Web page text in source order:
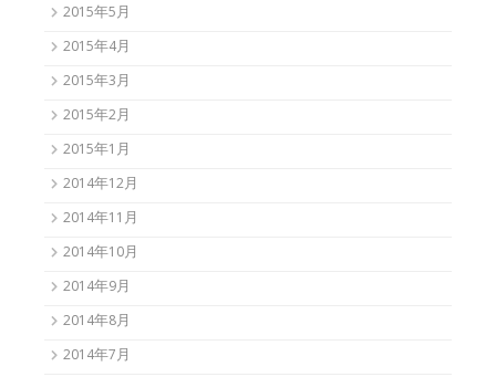
2015年5月
2015年4月
2015年3月
2015年2月
2015年1月
2014年12月
2014年11月
2014年10月
2014年9月
2014年8月
2014年7月